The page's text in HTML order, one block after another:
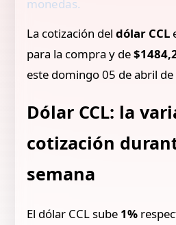
monedas.
La cotización deldólar CCL
para la compra y de
este domingo 05 de abril
Dólar CCL: la
cotización
semana
El dólar CCL sube 1%